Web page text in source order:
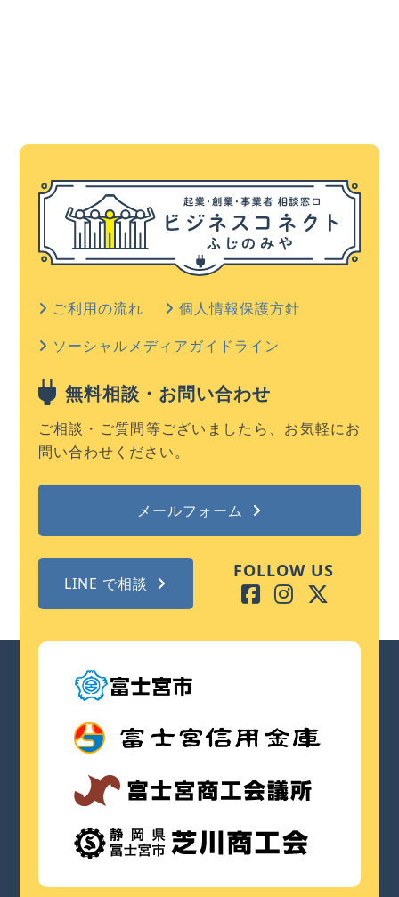
ご利用の流れ
個人情報保護方針
ソーシャルメディアガイドライン
無料相談・お問い合わせ
ご相談・ご質問等ございましたら、お気軽にお
問い合わせください。
メールフォーム
LINE で相談
FOLLOW US